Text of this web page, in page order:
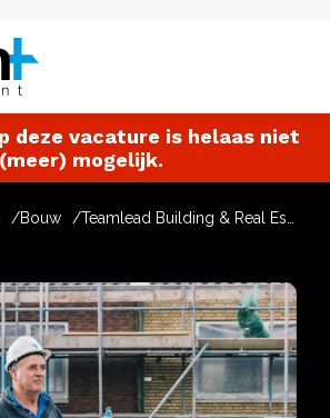
deze vacature is helaas niet
(meer) mogelijk.
Bouw